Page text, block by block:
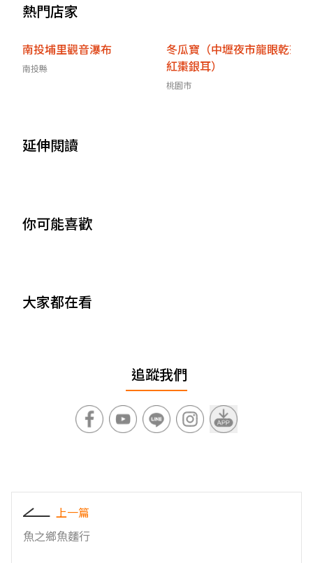
熱門店家
南投埔里觀音瀑布
南投縣
冬瓜寶（中壢夜市龍眼乾茶
紅棗銀耳）
桃園市
延伸閱讀
你可能喜歡
大家都在看
追蹤我們
上一篇
魚之鄉魚麵行